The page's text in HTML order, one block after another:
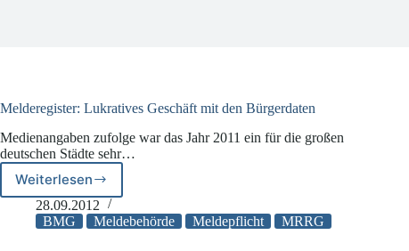
Melderegister: Lukratives Geschäft mit den Bürgerdaten
Medienangaben zufolge war das Jahr 2011 ein für die großen
deutschen Städte sehr…
WeiterlesenMelderegister:
Lukratives
Geschäft
28.09.2012
BMG
Meldebehörde Meldepflicht MRRG